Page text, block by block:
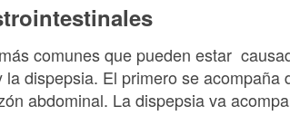
comunes que pueden estar
dispepsia. El primero se acompaña
abdominal. La dispepsia va